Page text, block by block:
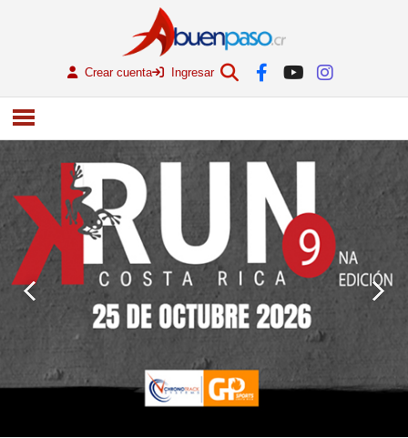
Crear cuenta Ingresar